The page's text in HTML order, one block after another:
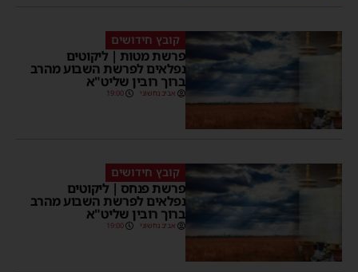
קובץ חידושים
פרשת מטות | ליקוטים
נפלאים לפרשת השבוע מהרב
ברוך רובין שליט"א
אביב נחשוני 19:00
קובץ חידושים
פרשת פנחס | ליקוטים
נפלאים לפרשת השבוע מהרב
ברוך רובין שליט"א
אביב נחשוני 19:00